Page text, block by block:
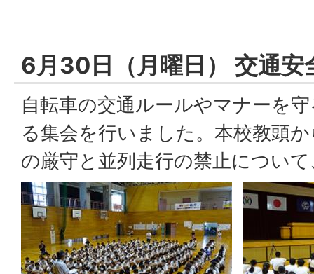
6月30日（月曜日） 交通安
自転車の交通ルールやマナーを
る集会を行いました。本校教頭
の厳守と並列走行の禁止につい